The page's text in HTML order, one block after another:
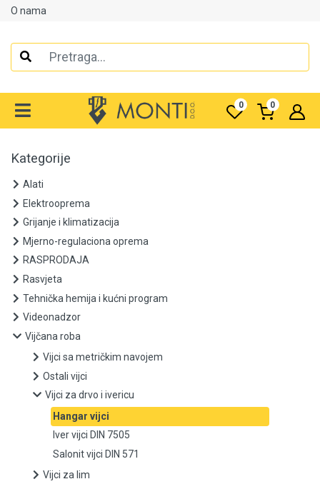
O nama
0 0
Alati
Grijanje i klimatizacija
RASPRODAJA
Tehnička hemija i kućni program
Videonadzor
Vijčana roba
Vijci sa metričkim navojem
Ostali vijci
Vijci za drvo i ivericu
Iver vijci DIN 7505
Kategorije
Alati
Elektrooprema
Grijanje i klimatizacija
Mjerno-regulaciona oprema
RASPRODAJA
Rasvjeta
Tehnička hemija i kućni program
Videonadzor
Vijčana roba
Vijci sa metričkim navojem
Ostali vijci
Vijci za drvo i ivericu
Hangar vijci
Iver vijci DIN 7505
Salonit vijci DIN 571
Vijci za lim